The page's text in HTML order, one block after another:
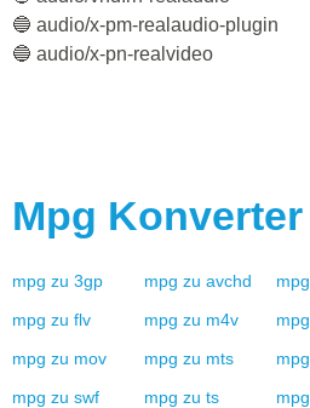
🔵 audio/x-pm-realaudio-plugin
🔵 audio/x-pn-realvideo
Mpg Konverter
mpg zu 3gp mpg zu avchd mpg
mpg zu flv mpg zu m4v mpg
mpg zu mov mpg zu mts mpg
mpg zu swf mpg zu ts mpg